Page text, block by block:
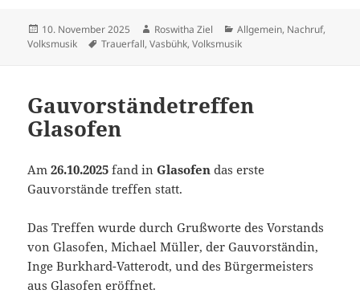
Veröffentlicht
am
10. November 2025 Autor
Roswitha Ziel Kategorien
Allgemein, Nachruf,
Volksmusik
Schlagwörter
Trauerfall,Vasbühk,Volksmusik
Gauvorständetreffen
Glasofen
Am26.10.2025 fand inGlasofen das erste
Gauvorstände treffen statt.
Das Treffen wurde durch Grußworte des Vorstands
von Glasofen, Michael Müller, der Gauvorständin,
Inge Burkhard-Vatterodt, und des Bürgermeisters
aus Glasofen eröffnet.